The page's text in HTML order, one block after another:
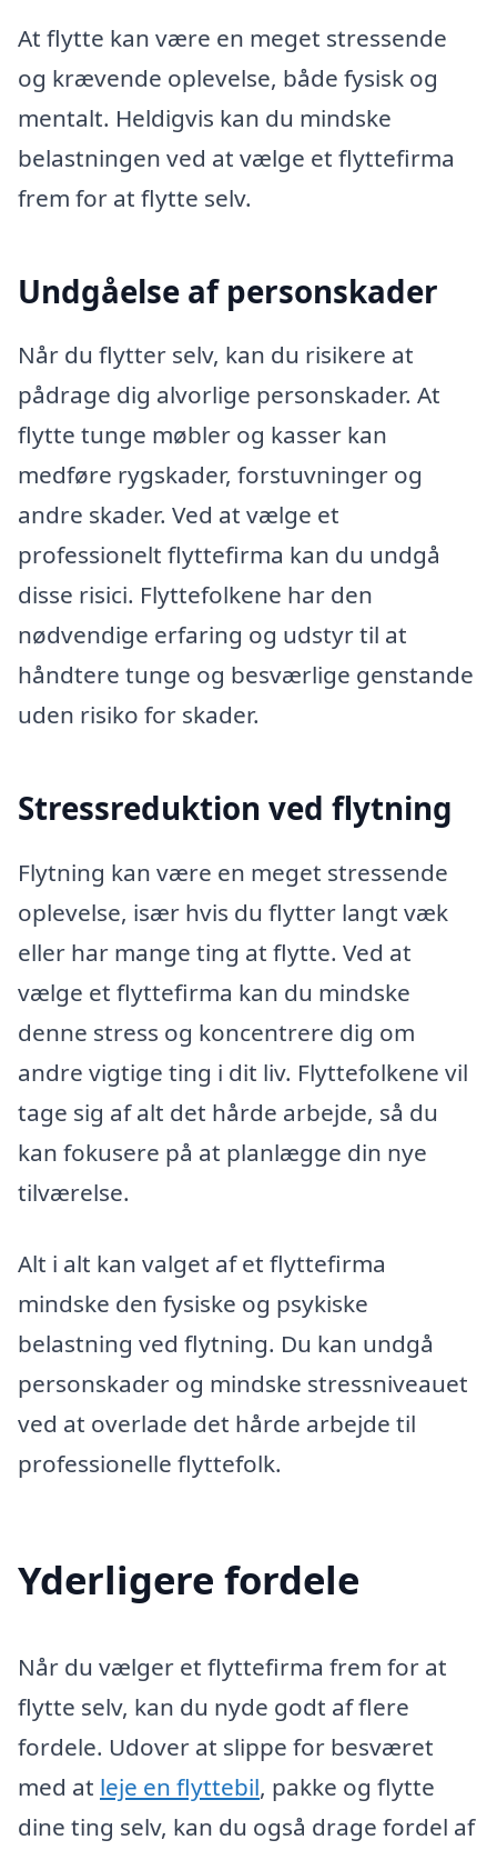
At flytte kan være en meget stressende
og krævende oplevelse, både fysisk og
mentalt. Heldigvis kan du mindske
belastningen ved at vælge et flyttefirma
frem for at flytte selv.
Undgåelse af personskader
Når du flytter selv, kan du risikere at
pådrage dig alvorlige personskader. At
flytte tunge møbler og kasser kan
medføre rygskader, forstuvninger og
andre skader. Ved at vælge et
professionelt flyttefirma kan du undgå
disse risici. Flyttefolkene har den
nødvendige erfaring og udstyr til at
håndtere tunge og besværlige genstande
uden risiko for skader.
Stressreduktion ved flytning
Flytning kan være en meget stressende
oplevelse, især hvis du flytter langt væk
eller har mange ting at flytte. Ved at
vælge et flyttefirma kan du mindske
denne stress og koncentrere dig om
andre vigtige ting i dit liv. Flyttefolkene vil
tage sig af alt det hårde arbejde, så du
kan fokusere på at planlægge din nye
tilværelse.
Alt i alt kan valget af et flyttefirma
mindske den fysiske og psykiske
belastning ved flytning. Du kan undgå
personskader og mindske stressniveauet
ved at overlade det hårde arbejde til
professionelle flyttefolk.
Yderligere fordele
Når du vælger et flyttefirma frem for at
flytte selv, kan du nyde godt af flere
fordele. Udover at slippe for besværet
med at leje en flyttebil, pakke og flytte
dine ting selv, kan du også drage fordel af